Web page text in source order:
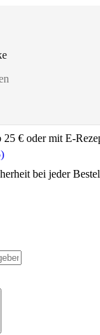
25 € oder mit E-
bei jeder